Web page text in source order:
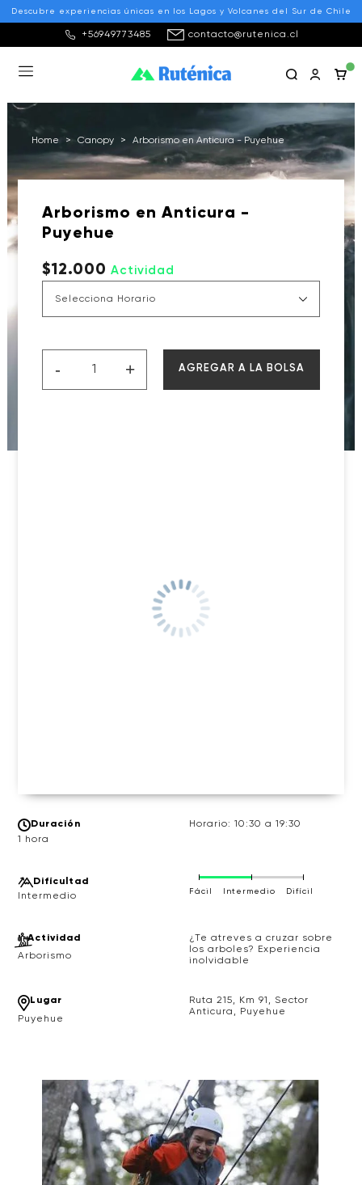
+56949773485 contacto@rutenica.cl
Descubre experiencias únicas en los Lagos y Volcanes del Sur de Chile
Home > Canopy > Arborismo en Anticura - Puyehue
Duración
1 hora
Horario: 10:30 a 19:30
Difícultad
Fácil Intermedio Difícil
Actividad
Arborismo
¿Te atreves a cruzar sobre
los arboles? Experiencia
inolvidable
Lugar
Puyehue
Ruta 215, Km 91, Sector
Anticura, Puyehue
Arborismo en Anticura -
Puyehue
$12.000 Actividad
+
- AGREGAR A LA BOLSA